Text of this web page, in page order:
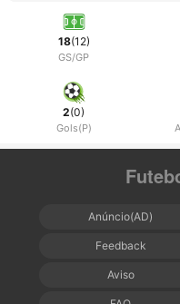
18(12)
GS/GP
2(0)
Gols(P)
Anúncio(AD)
Feedback
Aviso